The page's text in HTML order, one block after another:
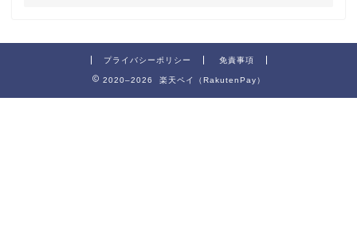
プライバシーポリシー 免責事項
2020–2026 楽天ペイ（RakutenPay）